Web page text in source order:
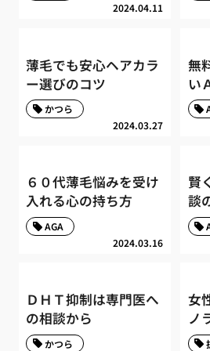
2024.04.11
薄毛でも安心ヘアカラ
ー選びのコツ
2024.03.27
かつら
無
い
６０代薄毛悩みを受け
入れる心の持ち方
2024.03.16
AGA
賢
談
ＤＨＴ抑制は専門医へ
の相談から
かつら
女
ノ